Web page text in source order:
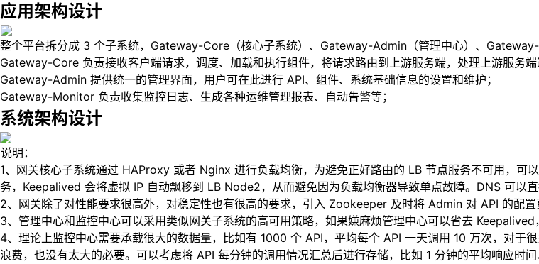
应用架构设计
整个平台拆分成 3 个子系统，Gateway-Core（核心子系统）、Gateway-Admin（管理中心）、Gateway-
Gateway-Core 负责接收客户端请求，调度、加载和执行组件，将请求路由到上游服务端，处理上游服务端
Gateway-Admin 提供统一的管理界面，用户可在此进行 API、组件、系统基础信息的设置和维护；
Gateway-Monitor 负责收集监控日志、生成各种运维管理报表、自动告警等；
系统架构设计
说明：
1、网关核心子系统通过 HAProxy 或者 Nginx 进行负载均衡，为避免正好路由的 LB 节点服务不可用，
务，Keepalived 会将虚拟 IP 自动飘移到 LB Node2，从而避免因为负载均衡器导致单点故障。DNS 可以
2、网关除了对性能要求很高外，对稳定性也有很高的要求，引入 Zookeeper 及时将 Admin 对 API 的配置
3、管理中心和监控中心可以采用类似网关子系统的高可用策略，如果嫌麻烦管理中心可以省去 Keepalived
4、理论上监控中心需要承载很大的数据量，比如有 1000 个 API，平均每个 API 一天调用 10 万次，对于
浪费，也没有太大的必要。可以考虑将 API 每分钟的调用情况汇总后进行存储，比如 1 分钟的平均响应时间